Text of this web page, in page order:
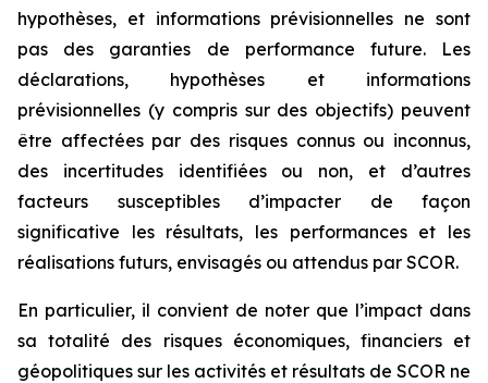
hypothèses, et informations prévisionnelles ne sont
pas des garanties de performance future. Les
déclarations, hypothèses et informations
prévisionnelles (y compris sur des objectifs) peuvent
être affectées par des risques connus ou inconnus,
des incertitudes identifiées ou non, et d’autres
facteurs susceptibles d’impacter de façon
significative les résultats, les performances et les
réalisations futurs, envisagés ou attendus par SCOR.
En particulier, il convient de noter que l’impact dans
sa totalité des risques économiques, financiers et
géopolitiques sur les activités et résultats de SCOR ne